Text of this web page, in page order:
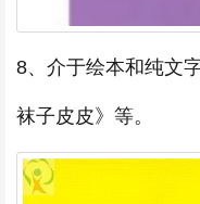
8、介于绘本和纯文
袜子皮皮》等。